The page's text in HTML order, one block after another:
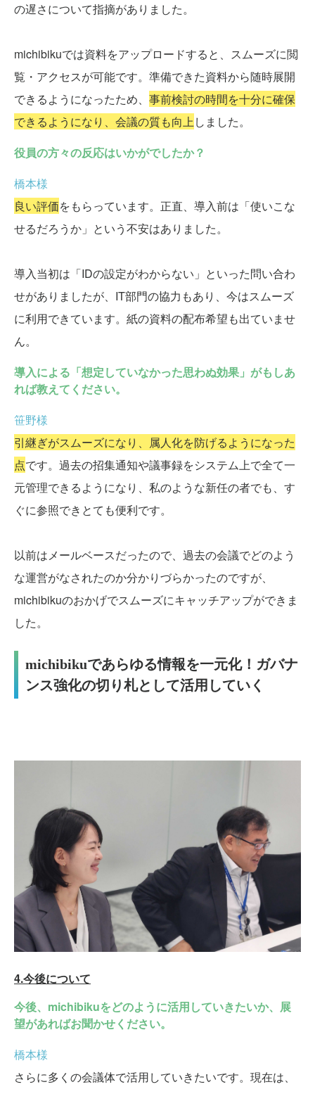
の遅さについて指摘がありました。
michibikuでは資料をアップロードすると、スムーズに閲
覧・アクセスが可能です。準備できた資料から随時展開
できるようになったため、 事前検討の時間を十分に確保
できるようになり、会議の質も向上しました。
役員の方々の反応はいかがでしたか？
橋本様
良い評価をもらっています。正直、導入前は「使いこな
せるだろうか」という不安はありました。
導入当初は「IDの設定がわからない」といった問い合わ
せがありましたが、IT部門の協力もあり、今はスムーズ
に利用できています。紙の資料の配布希望も出ていませ
ん。
導入による「想定していなかった思わぬ効果」がもしあ
れば教えてください。
笹野様
引継ぎがスムーズになり、属人化を防げるようになった
点です。過去の招集通知や議事録をシステム上で全て一
元管理できるようになり、私のような新任の者でも、す
ぐに参照できとても便利です。
以前はメールベースだったので、過去の会議でどのよう
な運営がなされたのか分かりづらかったのですが、
michibikuのおかげでスムーズにキャッチアップができま
した。
michibikuであらゆる情報を一元化！ガバナ
ンス強化の切り札として活用していく
4.今後について
今後、michibikuをどのように活用していきたいか、展
望があればお聞かせください。
橋本様
さらに多くの会議体で活用していきたいです。現在は、